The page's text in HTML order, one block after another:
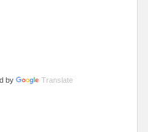
callejeros de la zona los
by Translate